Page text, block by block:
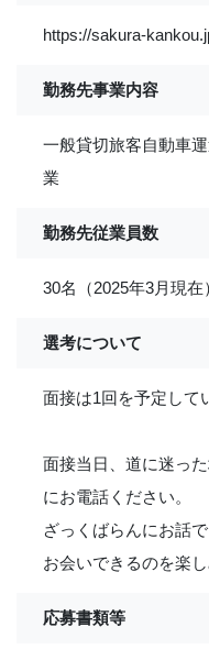
https://sakura-
勤務先事業内容
一般貸切旅客自動車
業
勤務先従業員数
30名（2025年3月現在
選考について
面接は1回を予定して
面接当日、道に迷っ
にお電話ください。
ざっくばらんにお話
お会いできるのを楽
応募書類等